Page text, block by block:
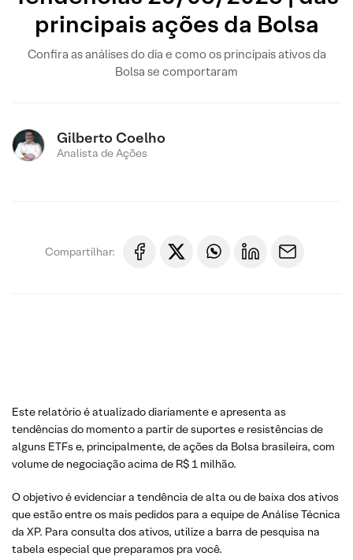
principais ações da Bolsa
Confira as análises do dia e como os principais ativos da
Bolsa se comportaram
Gilberto Coelho
Analista de Ações
Compartilhar:
Este relatório é atualizado diariamente e apresenta as
tendências do momento a partir de suportes e resistências de
alguns ETFs e, principalmente, de ações da Bolsa brasileira, com
volume de negociação acima de R$ 1 milhão.
O objetivo é evidenciar a tendência de alta ou de baixa dos ativos
que estão entre os mais pedidos para a equipe de Análise Técnica
da XP. Para consulta dos ativos, utilize a barra de pesquisa na
tabela especial que preparamos pra você.